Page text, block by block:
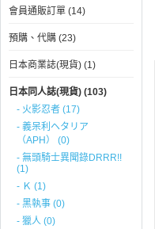
會員通販訂單 (14)
預購、代購 (23)
日本商業誌(現貨) (1)
日本同人誌(現貨) (103)
- 火影忍者 (17)
- 義呆利ヘタリア
（APH） (0)
- 無頭騎士異聞錄DRRR!!
(1)
- Ｋ (1)
- 黑執事 (0)
- 獵人 (0)